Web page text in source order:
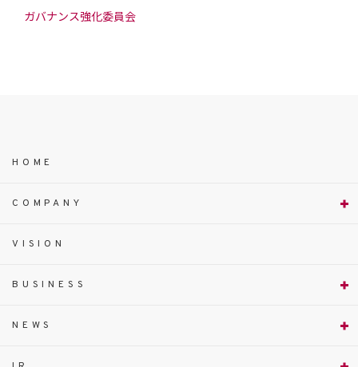
ガバナンス強化委員会
HOME
COMPANY
VISION
BUSINESS
NEWS